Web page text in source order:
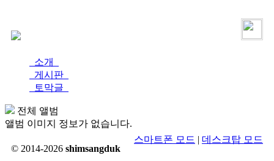
소개
게시판
토막글
전체 앨범
앨범 이미지 정보가 없습니다.
© 2014-2026 shimsangduk
스마트폰 모드 | 데스크탑 모드